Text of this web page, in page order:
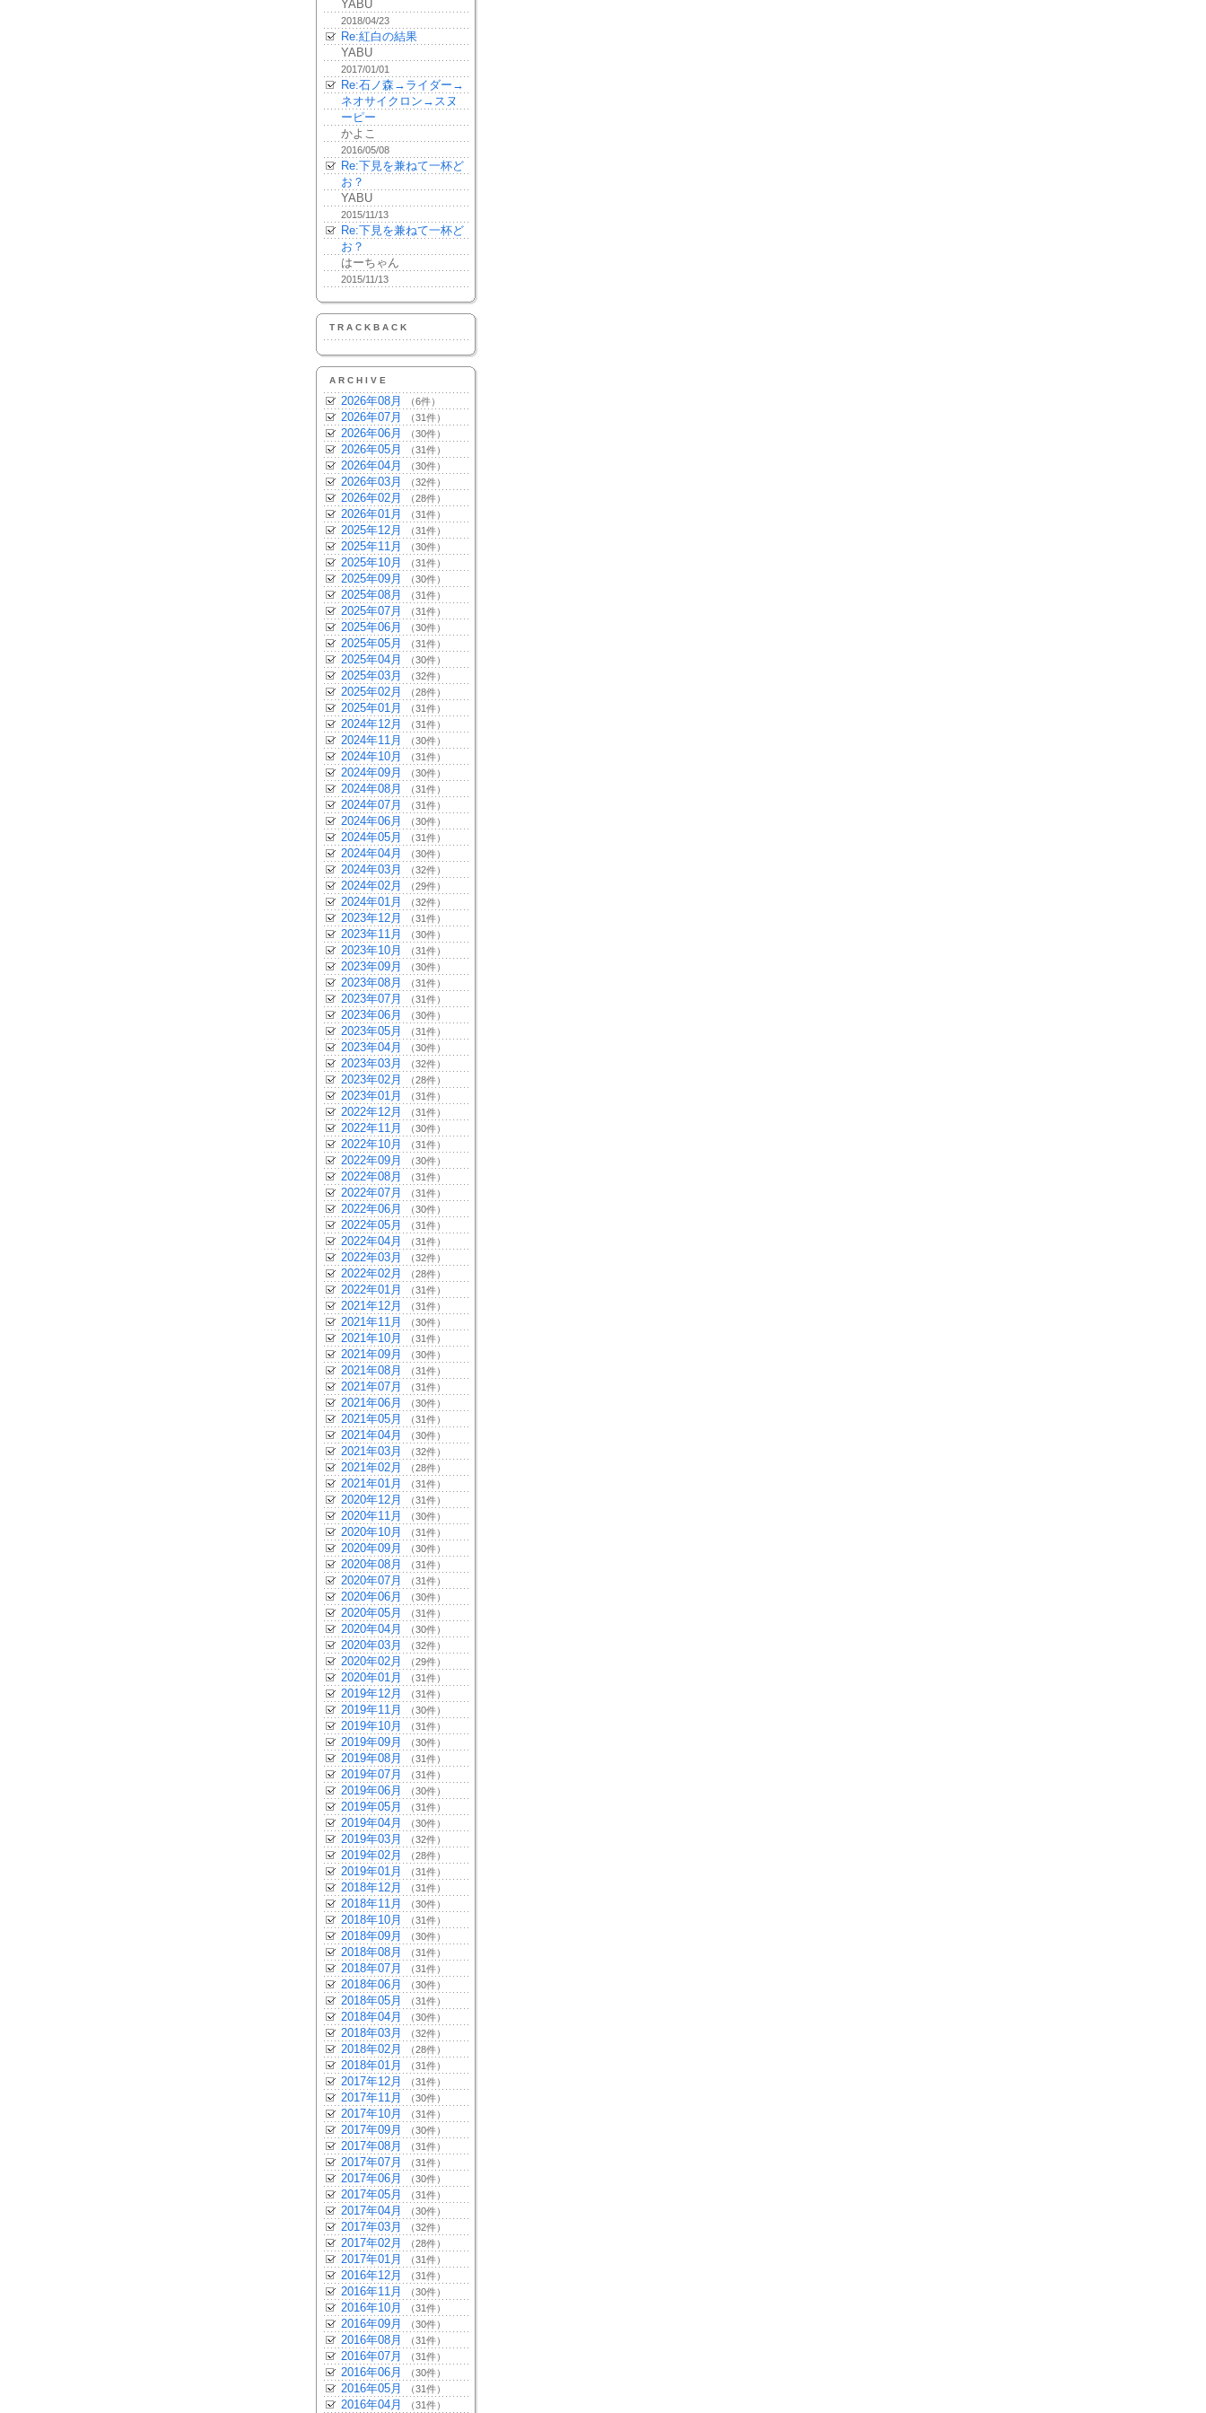
YABU
2018/04/23
Re:紅白の結果
YABU
2017/01/01
Re:石ノ森→ライダー→
ネオサイクロン→スヌ
ーピー
かよこ
2016/05/08
Re:下見を兼ねて一杯ど
お？
YABU
2015/11/13
Re:下見を兼ねて一杯ど
お？
はーちゃん
2015/11/13
TRACKBACK
ARCHIVE
2026年08月 （6件）
2026年07月 （31件）
2026年06月 （30件）
2026年05月 （31件）
2026年04月 （30件）
2026年03月 （32件）
2026年02月 （28件）
2026年01月 （31件）
2025年12月 （31件）
2025年11月 （30件）
2025年10月 （31件）
2025年09月 （30件）
2025年08月 （31件）
2025年07月 （31件）
2025年06月 （30件）
2025年05月 （31件）
2025年04月 （30件）
2025年03月 （32件）
2025年02月 （28件）
2025年01月 （31件）
2024年12月 （31件）
2024年11月 （30件）
2024年10月 （31件）
2024年09月 （30件）
2024年08月 （31件）
2024年07月 （31件）
2024年06月 （30件）
2024年05月 （31件）
2024年04月 （30件）
2024年03月 （32件）
2024年02月 （29件）
2024年01月 （32件）
2023年12月 （31件）
2023年11月 （30件）
2023年10月 （31件）
2023年09月 （30件）
2023年08月 （31件）
2023年07月 （31件）
2023年06月 （30件）
2023年05月 （31件）
2023年04月 （30件）
2023年03月 （32件）
2023年02月 （28件）
2023年01月 （31件）
2022年12月 （31件）
2022年11月 （30件）
2022年10月 （31件）
2022年09月 （30件）
2022年08月 （31件）
2022年07月 （31件）
2022年06月 （30件）
2022年05月 （31件）
2022年04月 （31件）
2022年03月 （32件）
2022年02月 （28件）
2022年01月 （31件）
2021年12月 （31件）
2021年11月 （30件）
2021年10月 （31件）
2021年09月 （30件）
2021年08月 （31件）
2021年07月 （31件）
2021年06月 （30件）
2021年05月 （31件）
2021年04月 （30件）
2021年03月 （32件）
2021年02月 （28件）
2021年01月 （31件）
2020年12月 （31件）
2020年11月 （30件）
2020年10月 （31件）
2020年09月 （30件）
2020年08月 （31件）
2020年07月 （31件）
2020年06月 （30件）
2020年05月 （31件）
2020年04月 （30件）
2020年03月 （32件）
2020年02月 （29件）
2020年01月 （31件）
2019年12月 （31件）
2019年11月 （30件）
2019年10月 （31件）
2019年09月 （30件）
2019年08月 （31件）
2019年07月 （31件）
2019年06月 （30件）
2019年05月 （31件）
2019年04月 （30件）
2019年03月 （32件）
2019年02月 （28件）
2019年01月 （31件）
2018年12月 （31件）
2018年11月 （30件）
2018年10月 （31件）
2018年09月 （30件）
2018年08月 （31件）
2018年07月 （31件）
2018年06月 （30件）
2018年05月 （31件）
2018年04月 （30件）
2018年03月 （32件）
2018年02月 （28件）
2018年01月 （31件）
2017年12月 （31件）
2017年11月 （30件）
2017年10月 （31件）
2017年09月 （30件）
2017年08月 （31件）
2017年07月 （31件）
2017年06月 （30件）
2017年05月 （31件）
2017年04月 （30件）
2017年03月 （32件）
2017年02月 （28件）
2017年01月 （31件）
2016年12月 （31件）
2016年11月 （30件）
2016年10月 （31件）
2016年09月 （30件）
2016年08月 （31件）
2016年07月 （31件）
2016年06月 （30件）
2016年05月 （31件）
2016年04月 （31件）